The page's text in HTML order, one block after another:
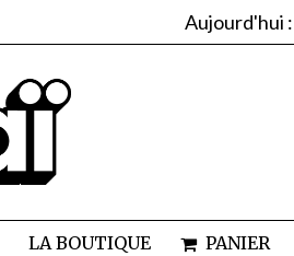
Aujourd'hui :
LA BOUTIQUE PANIER